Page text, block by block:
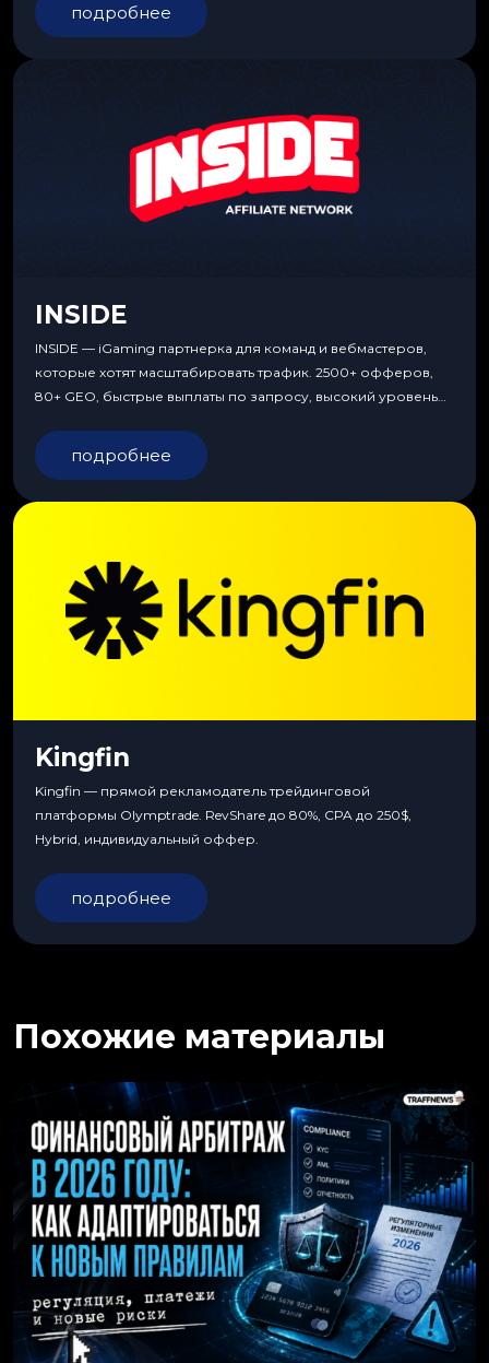
подробнее
INSIDE
INSIDE — iGaming партнерка для команд и вебмастеров,
которые хотят масштабировать трафик. 2500+ офферов,
80+ GEO, быстрые выплаты по запросу, высокий уровень
подробнее
Kingfin
Kingfin — прямой рекламодатель трейдинговой
платформы Olymptrade. RevShare до 80%, CPA до 250$,
Hybrid, индивидуальный оффер.
подробнее
Похожие материалы